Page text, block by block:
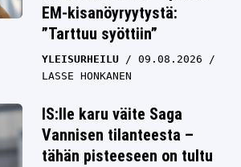
EM-kisanöyryytystä:
”Tarttuu syöttiin”
YLEISURHEILU
09.08.2026
LASSE HONKANEN
IS:lle karu väite Saga
Vannisen tilanteesta –
tähän pisteeseen on tultu